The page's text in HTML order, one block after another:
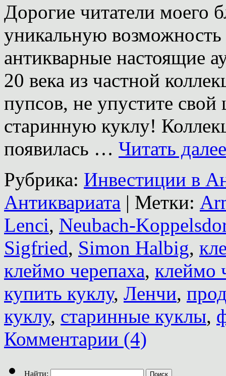
Дорогие читатели моего
уникальную
антикварные настоящие
20 века из частной
пупсов, не упустите
старинную куклу!
появилась … Читать
Рубрика: Инвестиции в
Антиквариата | Метки:
Lenci, Neubach-
Sigfried, Simon Halbig,
клеймо черепаха, клеймо
купить куклу, Ленчи,
куклу, старинные куклы,
Комментарии (4)
Найти: